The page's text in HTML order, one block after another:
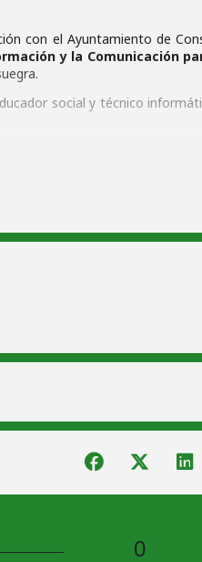
con el Ayuntamiento de
y la Comunicación
social y técnico
0